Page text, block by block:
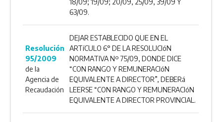
18/09; 19/09; 20/09, 25/09, 39/09 Y
63/09.
Resolución
95/2009
de la
Agencia de
Recaudación
DEJAR ESTABLECIDO QUE EN EL
ARTíCULO 6° DE LA RESOLUCIóN
NORMATIVA Nº 75/09, DONDE DICE
“CON RANGO Y REMUNERACIóN
EQUIVALENTE A DIRECTOR”, DEBERá
LEERSE “CON RANGO Y REMUNERACIóN
EQUIVALENTE A DIRECTOR PROVINCIAL.